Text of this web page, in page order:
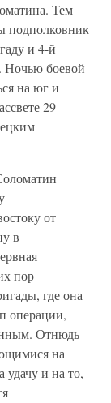
Тем
подполковник
и 4-й
Ночью боевой
на юг и
29
от
в
пор
где она
операции,
Отнюдь
на
и на то,